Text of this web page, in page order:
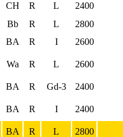
CH R L 2400
Bb R L 2800
BA R I 2600
Wa R L 2600
BA R Gd-3 2400
BA R I 2400
BA R L 2800